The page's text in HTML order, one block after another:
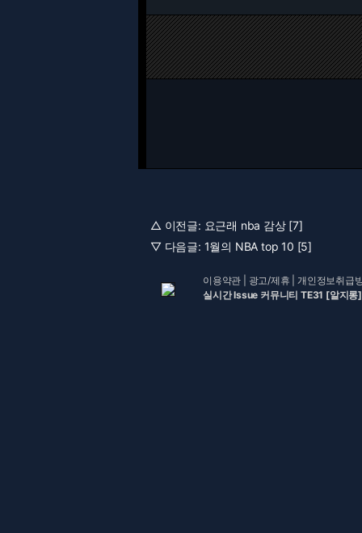
△ 이전글: 요근래 nba 감상 [7]
▽ 다음글: 1월의 NBA top 10 [5]
이용약관 광고/제휴 |개인정보취급
실시간 Issue 커뮤니티 TE31 [알지